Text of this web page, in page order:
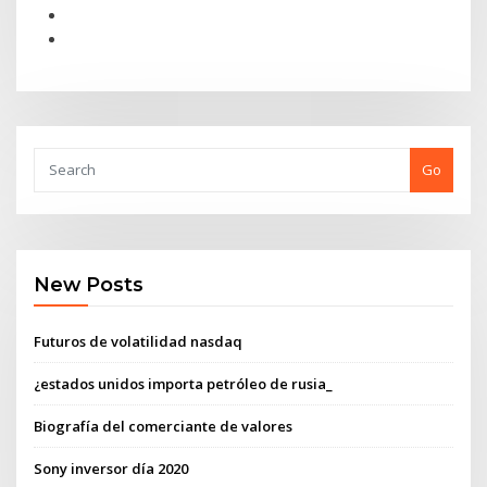
Go
New Posts
Futuros de volatilidad nasdaq
¿estados unidos importa petróleo de rusia_
Biografía del comerciante de valores
Sony inversor día 2020